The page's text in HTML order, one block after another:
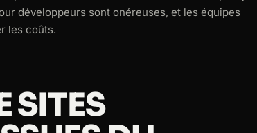
développeurs sont onéreuses, et les équipes
les coûts.
SITES